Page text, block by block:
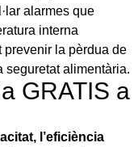
alarmes que
interna
prevenir la pèrdua de
seguretat alimentària.
GRATIS a
l’eficiència